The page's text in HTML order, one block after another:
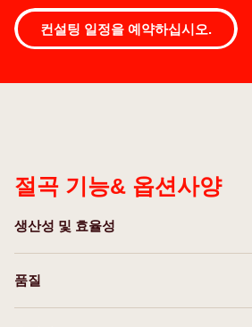
컨설팅 일정을 예약하십시오.
절곡 기능& 옵션사양
생산성 및 효율성
Speed Options
더 빨라진프로세스 속도 - Classic
품질